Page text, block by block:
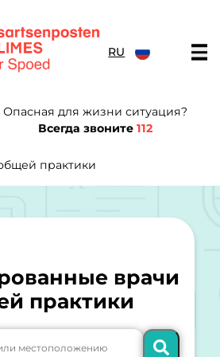
RU
Опасная для жизни ситуация?
Всегда звоните112
практики
врачи
практики